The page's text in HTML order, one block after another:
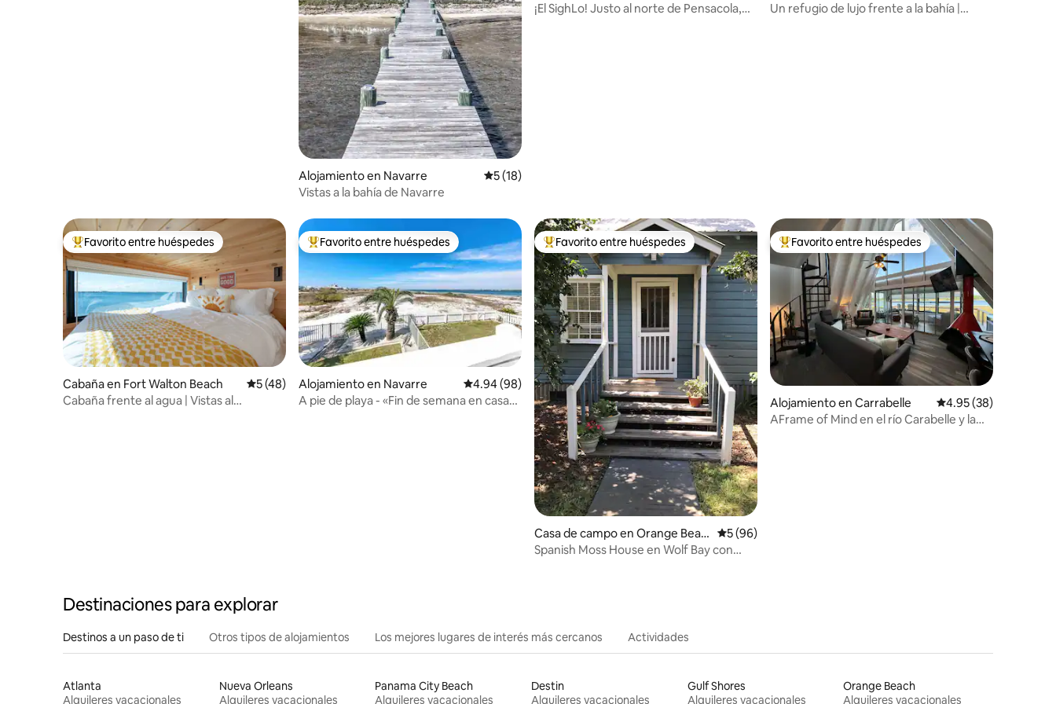
Alojamiento en Navarre Calificación promedio: 5 de 5, 18 reseñas
5 (18)
Vistas a la bahía de Navarre
ment
¡El SighLo! Justo al norte de Pensacola,
Un refugio de lujo frente a la bahía |
Favorito entre huéspedes preferido
Favorito entre huéspedes
Cabaña en Fort Walton Beach Calificación promedio: 5 de 5, 48 reseñas
5 (48)
Cabaña frente al agua | Vistas al
Favorito entre huéspedes preferido
Favorito entre huéspedes
Alojamiento en Navarre Calificación promedio: 4.94 de 5, 98 reseñas
4.94 (98)
A pie de playa - «Fin de semana en casa
Favorito entre huéspedes preferido
Favorito entre huéspedes
Casa de campo en Orange Beac
h
Calificación promedio: 5 de 5, 96 reseñas
5 (96)
Spanish Moss House en Wolf Bay con
Favorito entre huéspedes preferido
Favorito entre huéspedes
Alojamiento en Carrabelle Calificación
4.95 (38)
AFrame of Mind en el río Carabelle y la
Destinaciones para explorar
Destinos a un paso de ti Otros tipos de alojamientos Los mejores lugares de interés más cercanos Actividades
Atlanta
Alquileres vacacionales
Nueva Orleans
Alquileres vacacionales
Panama City Beach
Alquileres vacacionales
Destin
Alquileres vacacionales
Gulf Shores
Alquileres vacacionales
Orange Beach
Alquileres vacacionales